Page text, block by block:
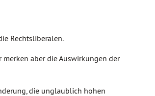
Rechtsliberalen.
aber die Auswirkungen der
die unglaublich hohen